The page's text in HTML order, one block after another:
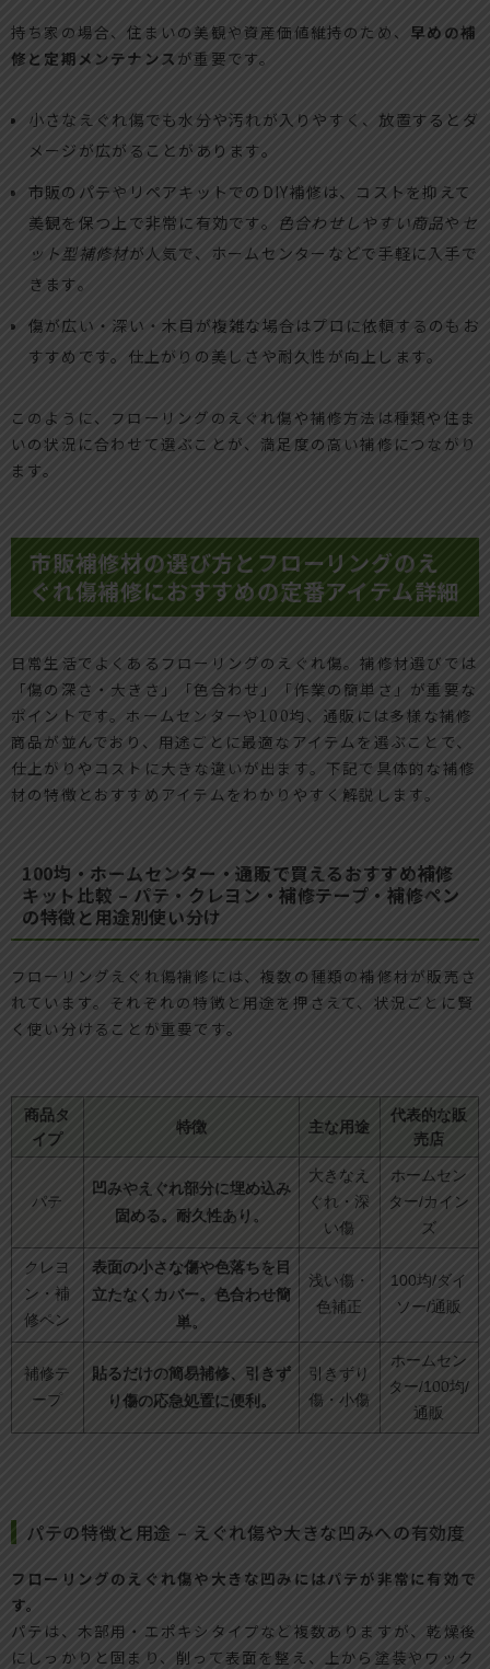
持ち家の場合、住まいの美観や資産価値維持のため、 早めの補
修と定期メンテナンス が重要です。
小さなえぐれ傷でも水分や汚れが入りやすく、放置するとダ
メージが広がることがあります。
市販のパテやリペアキットでのDIY補修は、コストを抑えて
美観を保つ上で非常に有効です。 色合わせしやすい商品や セ
ット型補修材が人気で、ホームセンターなどで手軽に入手で
きます。
傷が広い・深い・木目が複雑な場合はプロに依頼するのもお
すすめです。仕上がりの美しさや耐久性が向上します。
このように、フローリングのえぐれ傷や補修方法は種類や住ま
いの状況に合わせて選ぶことが、満足度の高い補修につながり
ます。
市販補修材の選び方とフローリングのえ
ぐれ傷補修におすすめの定番アイテム詳細
日常生活でよくあるフローリングのえぐれ傷。補修材選びでは
「傷の深さ・大きさ」「色合わせ」「作業の簡単さ」が重要な
ポイントです。ホームセンターや100均、通販には多様な補修
商品が並んでおり、用途ごとに最適なアイテムを選ぶことで、
仕上がりやコストに大きな違いが出ます。下記で具体的な補修
材の特徴とおすすめアイテムをわかりやすく解説します。
100均・ホームセンター・通販で買えるおすすめ補修
キット比較 – パテ・クレヨン・補修テープ・補修ペン
の特徴と用途別使い分け
フローリングえぐれ傷補修には、複数の種類の補修材が販売さ
れています。それぞれの特徴と用途を押さえて、状況ごとに賢
く使い分けることが重要です。
商品タ
イプ
特徴 主な用途
代表的な販
売店
パテ
凹みやえぐれ部分に埋め込み
固める。耐久性あり。
大きなえ
ぐれ・深
い傷
ホームセン
ター/カイン
ズ
クレヨ
ン・補
修ペン
表面の小さな傷や色落ちを目
立たなくカバー。色合わせ簡
単。
浅い傷・
色補正
100均/ダイ
ソー/通販
補修テ
ープ
貼るだけの簡易補修、引きず
り傷の応急処置に便利。
引きずり
傷・小傷
ホームセン
ター/100均/
通販
パテの特徴と用途 – えぐれ傷や大きな凹みへの有効度
フローリングのえぐれ傷や大きな凹みにはパテが非常に有効で
す。
パテは、木部用・エポキシタイプなど複数ありますが、乾燥後
にしっかりと固まり、削って表面を整え、上から塗装やワック